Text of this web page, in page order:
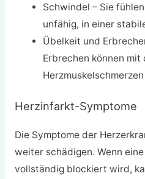
Schwindel – Sie
unfähig, in einer
Übelkeit und
Erbrechen können mit
Herzinfarkt-Symptome
Die Symptome der
weiter schädigen. Wenn
vollständig blockiert wird,